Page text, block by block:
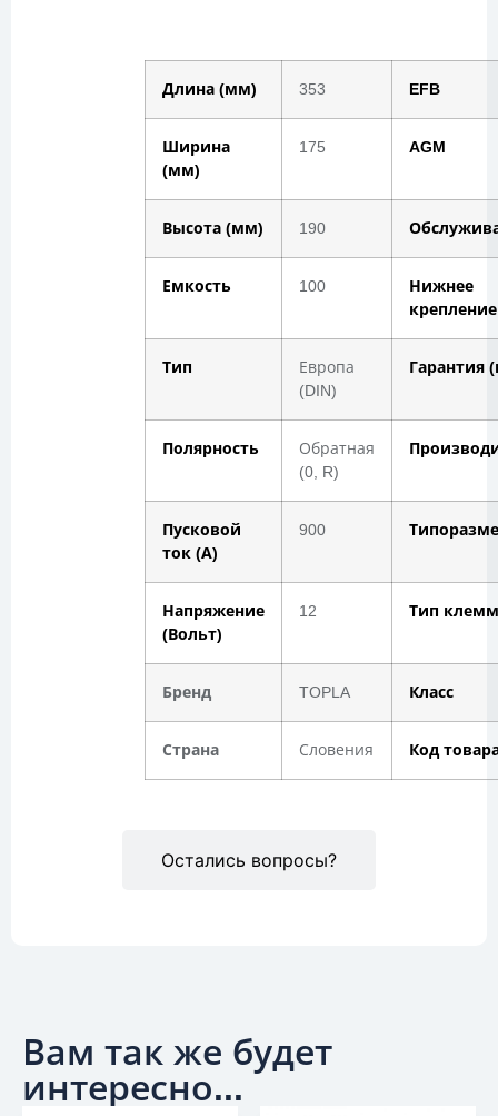
Остались вопросы?
Длина (мм) 353 EFB
Ширина
(мм)
175 AGM
Высота (мм) 190
Емкость 100
Нижнее
крепление
Тип
Европа
(DIN)
Гарантия
Полярность
Обратная
(0, R)
Пусковой
ток (А)
900
Напряжение
(Вольт)
12 Тип клемм
Бренд TOPLA Класс
Страна Словения Код
Вам так же будет
интересно...